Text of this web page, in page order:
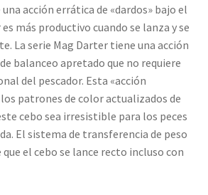
acción errática de «dardos» bajo el
más productivo cuando se lanza y se
La serie Mag Darter tiene una acción
balanceo apretado que no requiere
del pescador. Esta «acción
patrones de color actualizados de
cebo sea irresistible para los peces
El sistema de transferencia de peso
el cebo se lance recto incluso con